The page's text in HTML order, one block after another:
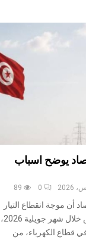
يوضح اسباب
0
89
أن موجة انقطاع التيار
الكهربائي،التي شهدتها تونس خلال شهر جويلية 2026،
قطاع الكهرباء، من